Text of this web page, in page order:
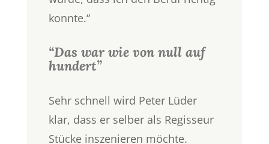
konnte.“
“Das war wie von null auf
hundert”
Sehr schnell wird Peter Lüder
klar, dass er selber als Regisseur
Stücke inszenieren möchte.